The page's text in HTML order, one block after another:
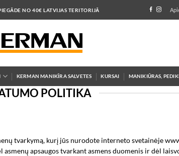
NO 40€ LATVIJAS TERITORIJĀ
KERMAN MANIKĪRA SALVETES KURSAI MANIKIŪRAS,
POLITIKA
tvarkymą, kurį jūs nurodote interneto svetainėje
apsaugos tvarkant asmens duomenis ir dėl